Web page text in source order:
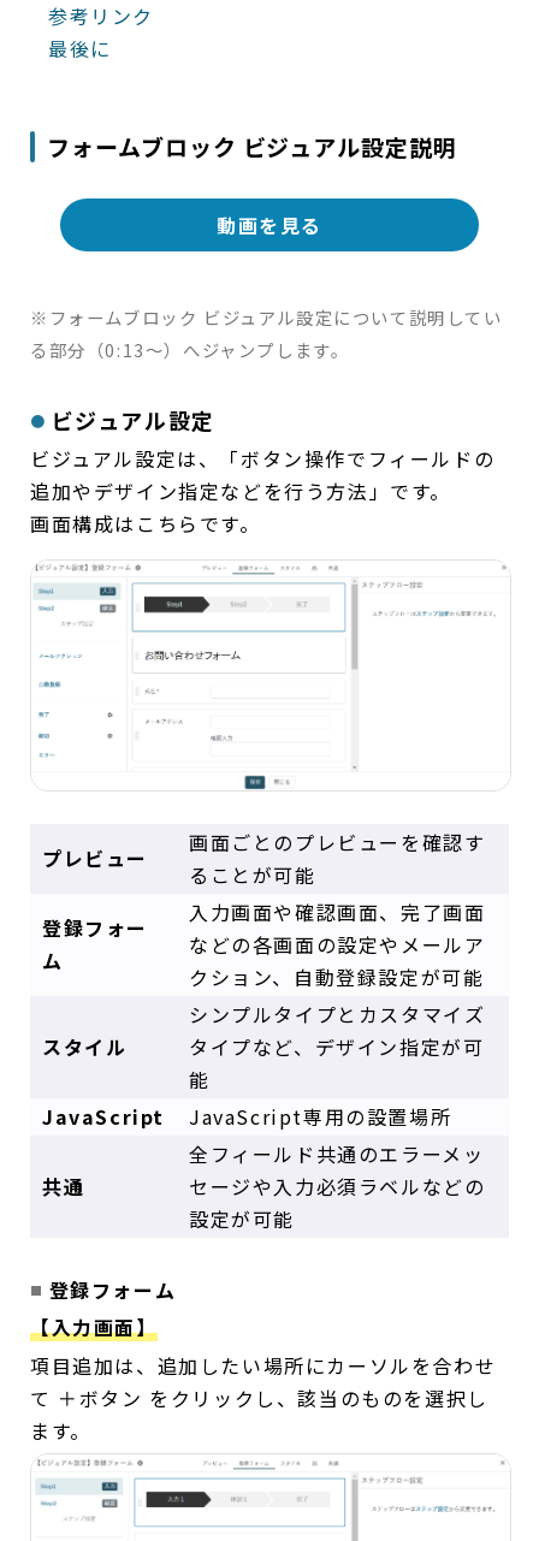
【サイト管理】レコードリスト / レコードアイテム /
【サイト管理】認証エリア
【アカウント管理】ユーザ
【アカウント管理】グループ
【アプリ管理・サイト管理】アプリパッケージ・サイト
参考リンク
最後に
フォームブロック ビジュアル設定説明
動画を見る
※フォームブロック ビジュアル設定について説明してい
る部分（0:13～）へジャンプします。
ビジュアル設定
ビジュアル設定は、「ボタン操作でフィールドの
追加やデザイン指定などを行う方法」です。
画面構成はこちらです。
プレビュー
画面ごとのプレビューを確認す
ることが可能
登録フォー
ム
入力画面や確認画面、完了画面
などの各画面の設定やメールア
クション、自動登録設定が可能
スタイル
シンプルタイプとカスタマイズ
タイプなど、デザイン指定が可
能
JavaScript
JavaScript専用の設置場所
共通
全フィールド共通のエラーメッ
セージや入力必須ラベルなどの
設定が可能
登録フォーム
【入力画面】
項目追加は、追加したい場所にカーソルを合わせ
て ＋ボタン をクリックし、該当のものを選択し
ます。